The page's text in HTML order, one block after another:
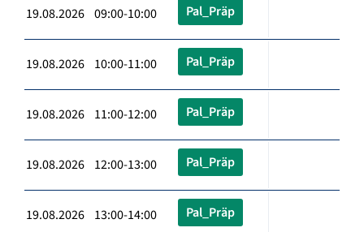
19.08.2026 09:00-10:00 Pal_Präp
19.08.2026 10:00-11:00 Pal_Präp
19.08.2026 11:00-12:00 Pal_Präp
19.08.2026 12:00-13:00 Pal_Präp
19.08.2026 13:00-14:00 Pal_Präp